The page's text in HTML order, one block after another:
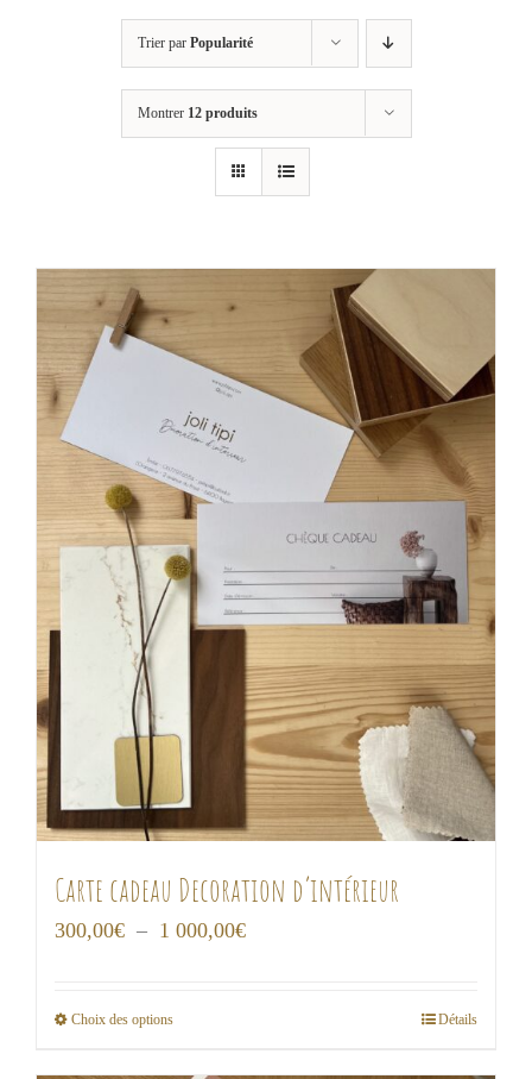
Trier par Popularité
Montrer 12 produits
Carte cadeau Decoration d’intérieur
300,00€ – 1 000,00€Plage
Choix des optionsCe
Détails